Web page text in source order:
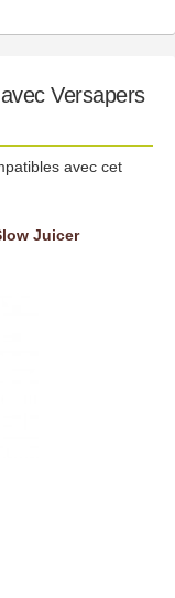
Versapers
avec cet
Juicer